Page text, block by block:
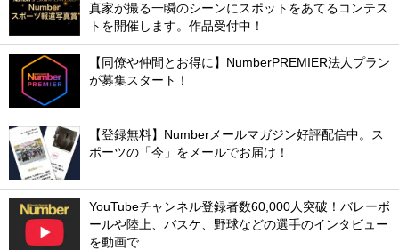
真家が撮る一瞬のシーンにスポットをあてるコンテス
トを開催します。作品受付中！
【同僚や仲間とお得に】NumberPREMIER法人プラン
が募集スタート！
【登録無料】Numberメールマガジン好評配信中。ス
ポーツの「今」をメールでお届け！
YouTubeチャンネル登録者数60,000人突破！バレーボ
ールや陸上、バスケ、野球などの選手のインタビュー
を動画で